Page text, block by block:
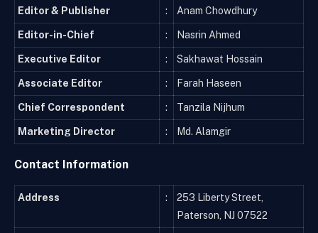
Editor & Publisher : Anam Chowdhury
Editor-in-Chief : Nasrin Ahmed
Executive Editor : Sakhawat Hossain
Associate Editor : Farah Haseen
Chief Correspondent : Tanzila Nijhum
Marketing Director : Md. Alamgir
Contact Information
Address :
253 Liberty Street,
Paterson, NJ 07522